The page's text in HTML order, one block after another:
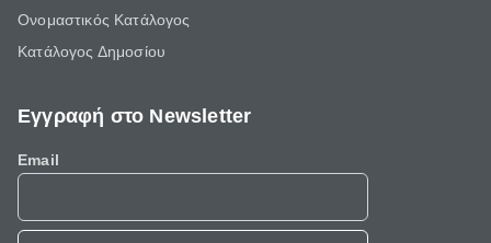
Ονομαστικός Κατάλογος
Κατάλογος Δημοσίου
Εγγραφή στο Newsletter
Email